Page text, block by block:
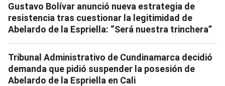
Gustavo Bolívar anunció nueva estrategia de
resistencia tras cuestionar la legitimidad de
Abelardo de la Espriella: “Será nuestra trinchera”
Tribunal Administrativo de Cundinamarca decidió
demanda que pidió suspender la posesión de
Abelardo de la Espriella en Cali